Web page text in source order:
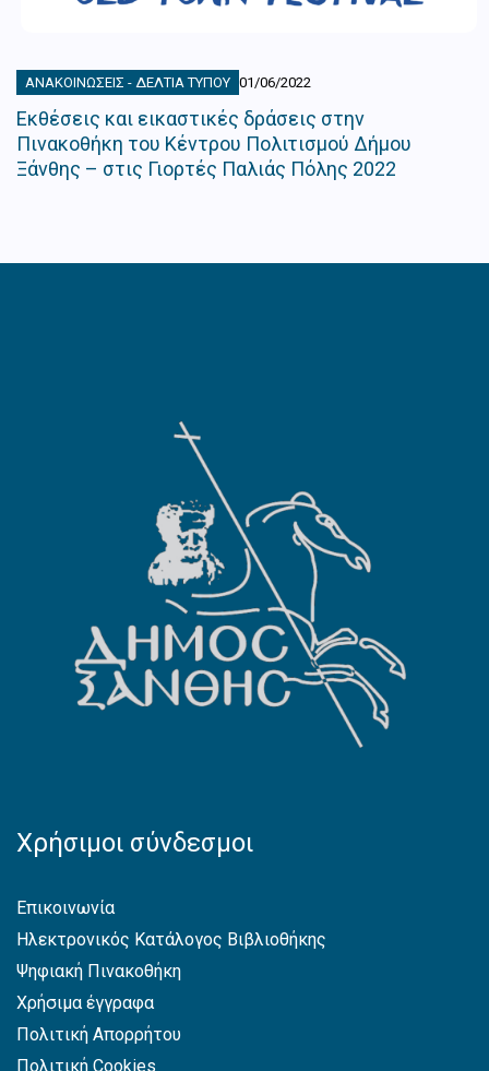
ΑΝΑΚΟΙΝΏΣΕΙΣ - ΔΕΛΤΊΑ ΤΎΠΟΥ 01/06/2022
Εκθέσεις και εικαστικές δράσεις στην
Πινακοθήκη του Κέντρου Πολιτισμού Δήμου
Ξάνθης – στις Γιορτές Παλιάς Πόλης 2022
Χρήσιμοι σύνδεσμοι
Επικοινωνία
Ηλεκτρονικός Κατάλογος Βιβλιοθήκης
Ψηφιακή Πινακοθήκη
Χρήσιμα έγγραφα
Πολιτική Απορρήτου
Πολιτική Cookies